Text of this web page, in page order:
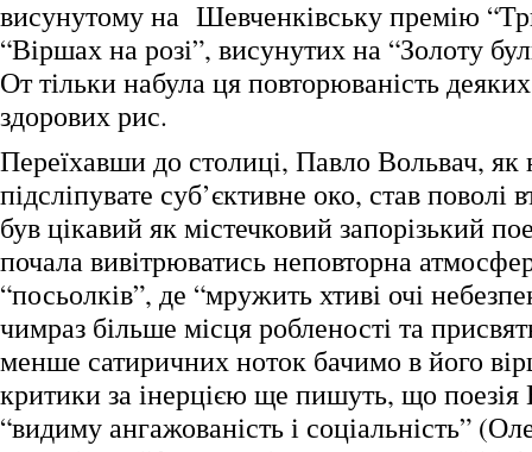
висунутому на Шевченківську премію
“Віршах на розі”, висунутих на “Золоту
От тільки набула ця повторюваність
здорових рис.
Переїхавши до столиці, Павло Вольвач, як
підсліпувате суб’єктивне око, став поволі
був цікавий як містечковий запорізький
почала вивітрюватись неповторна
“посьолків”, де “мружить хтиві очі
чимраз більше місця робленості та
менше сатиричних ноток бачимо в його
критики за інерцією ще пишуть, що поезія
“видиму ангажованість і соціальність”